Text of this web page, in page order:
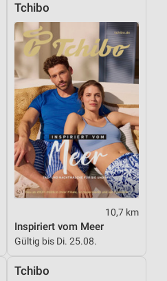
Tchibo
10,7 km
Inspiriert vom Meer
Gültig bis Di. 25.08.
Tchibo